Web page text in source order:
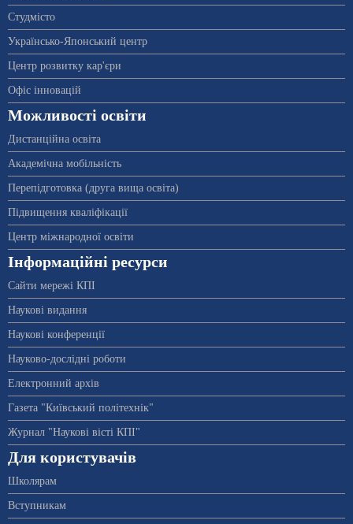
Студмісто
Українсько-Японський центр
Центр розвитку кар'єри
Офіс інновацій
Можливості освіти
Дистанційна освіта
Академічна мобільність
Перепідготовка (друга вища освіта)
Підвищення кваліфікації
Центр міжнародної освіти
Інформаційні ресурси
Сайти мережі КПІ
Наукові видання
Наукові конференції
Науково-дослідні роботи
Електронний архів
Газета "Київський політехнік"
Журнал "Наукові вісті КПІ"
Для користувачів
Школярам
Вступникам